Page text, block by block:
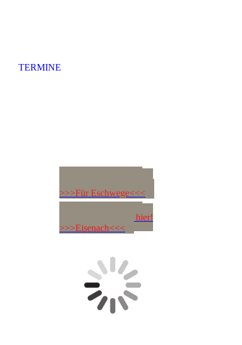
TERMINE
>>>Für Eschwege<<<
Wetter wird! Gleich hier!
>>>Eisenach<<<